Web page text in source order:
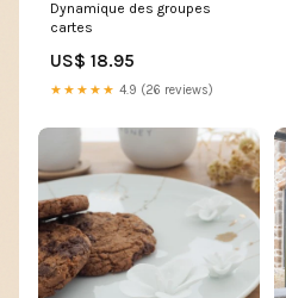
Dynamique des groupes
cartes
US$ 18.95
★★★★★ 4.9 (26 reviews)